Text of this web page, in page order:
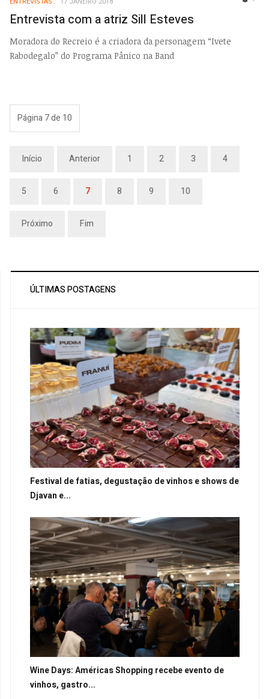
Entrevista com a atriz Sill Esteves
Moradora do Recreio é a criadora da personagem “Ivete
Rabodegalo” do Programa Pânico na Band
Página 7 de 10
Início Anterior 1 2 3 4
5 6 7 8 9 10
Próximo Fim
ÚLTIMAS POSTAGENS
Festival de fatias, degustação de vinhos e shows de
Djavan e...
Wine Days: Américas Shopping recebe evento de
vinhos, gastro...